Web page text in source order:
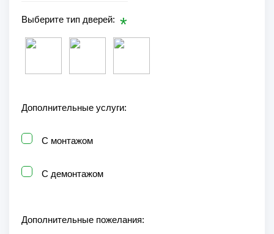
Выберите тип дверей:
Дополнительные услуги:
С монтажом
С демонтажом
Дополнительные пожелания: